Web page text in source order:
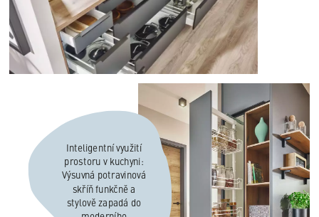
Inteligentní využití
prostoru v kuchyni:
Výsuvná potravinová
skříň funkčně a
stylově zapadá do